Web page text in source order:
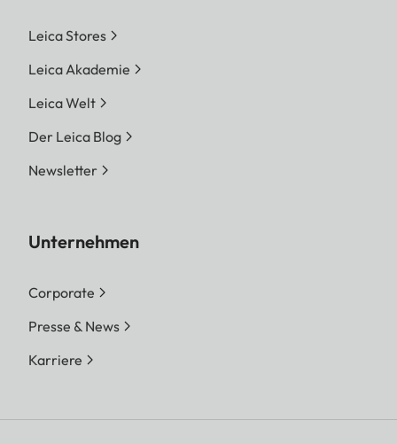
Leica Stores
Leica Akademie
Leica Welt
Der Leica Blog
Newsletter
Unternehmen
Corporate
Presse & News
Karriere